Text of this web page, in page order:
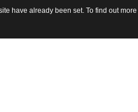
have already been set. To find out